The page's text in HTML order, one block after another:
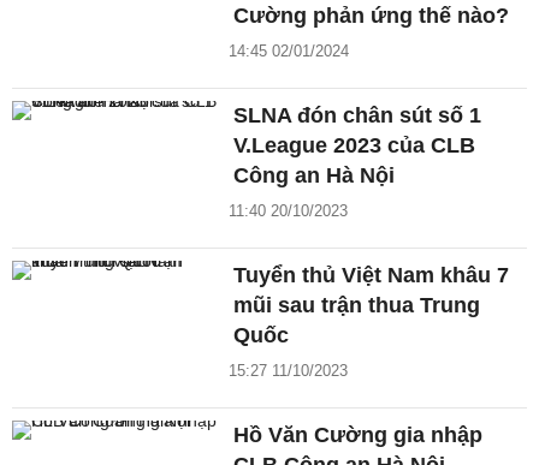
Cường phản ứng thế nào?
14:45 02/01/2024
SLNA đón chân sút số 1
V.League 2023 của CLB
Công an Hà Nội
11:40 20/10/2023
Tuyển thủ Việt Nam khâu 7
mũi sau trận thua Trung
Quốc
15:27 11/10/2023
Hồ Văn Cường gia nhập